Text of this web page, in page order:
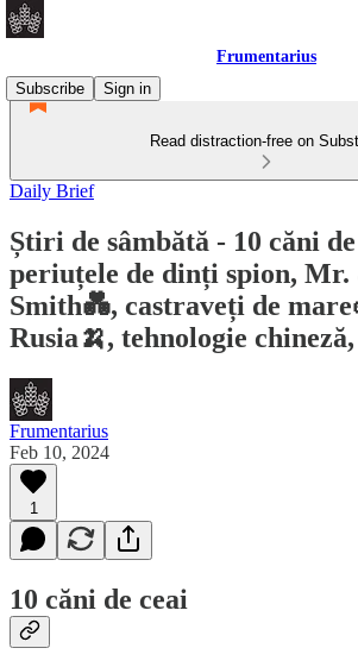
Frumentarius
Subscribe
Sign in
Read distraction-free on
Daily Brief
Știri de sâmbătă - 10 căni
periuțele de dinți spion,
Smith💑, castraveți de
Rusia🍌, tehnologie
Frumentarius
Feb 10, 2024
1
10 căni de ceai